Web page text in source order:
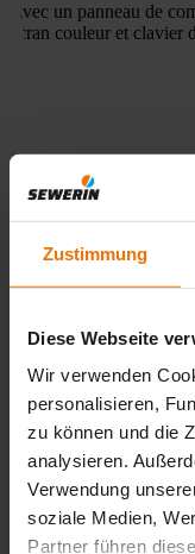
Zustimmung
Diese Webseite
Wir verwenden
personalisieren,
zu können und die
analysieren.
Verwendung
soziale Medien,
Partner führen
Avec un panneau de
écran couleur et clavier
Utilisation
Avec un panneau de